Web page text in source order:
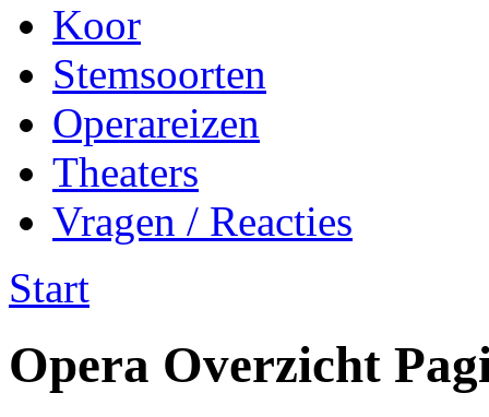
Koor
Stemsoorten
Operareizen
Theaters
Vragen / Reacties
Start
Opera Overzicht